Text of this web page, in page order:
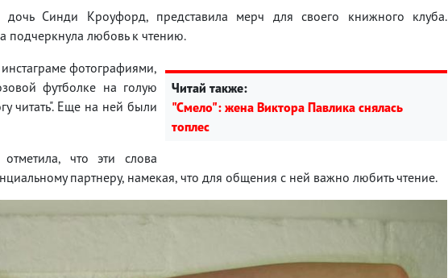
Синди Кроуфорд, представила мерч для своего книжного клуба.
любовь к чтению.
Читай также:
"Смело": жена Виктора Павлика снялась
топлес
фотографиями,
футболке на голую
читать". Еще на ней были
что эти слова
партнеру, намекая, что для общения с ней важно любить чтение.